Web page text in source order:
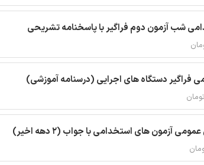
شب آزمون دوم فراگیر با پاسخنامه تشریحی
فراگیر دستگاه های اجرایی (درسنامه آموزشی)
آزمون های استخدامی با جواب (2 دهه اخیر)